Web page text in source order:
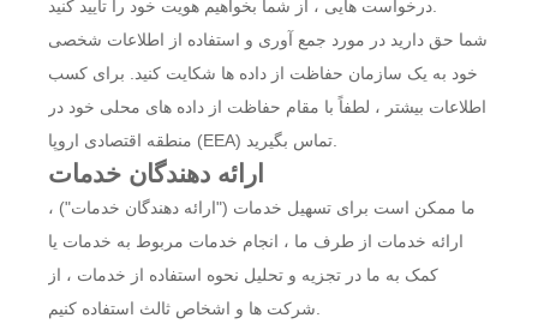
شما حق دارید در مورد جمع آوری و استفاده از اطلاعات شخصی
خود به یک سازمان حفاظت از داده ها شکایت کنید. برای کسب
اطلاعات بیشتر ، لطفاً با مقام حفاظت از داده های محلی خود در
ارائه دهندگان خدمات
ما ممکن است برای تسهیل خدمات ("ارائه دهندگان خدمات") ،
ارائه خدمات از طرف ما ، انجام خدمات مربوط به خدمات یا
کمک به ما در تجزیه و تحلیل نحوه استفاده از خدمات ، از